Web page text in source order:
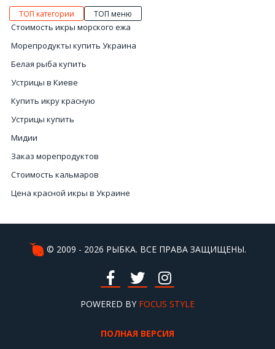
ТОП категории ТОП меню
Стоимость икры морского ежа
Морепродукты купить Украина
Белая рыба купить
Устрицы в Киеве
Купить икру красную
Устрицы купить
Мидии
Заказ морепродуктов
Стоимость кальмаров
Цена красной икры в Украине
Деликатесная рыба
Стоимость икры черной
© 2009 - 2026 РЫБКА. ВСЕ ПРАВА ЗАЩИЩЕНЫ.
POWERED BY FOCUS STYLE
ПОЛНАЯ ВЕРСИЯ